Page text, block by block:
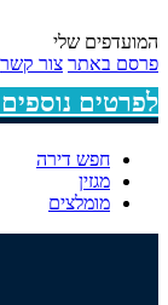
המועדפים שלי
פרסם באתר צור קשר
לפרטים נוספים חייגו
חפש דירה
מגזין
מומלצים